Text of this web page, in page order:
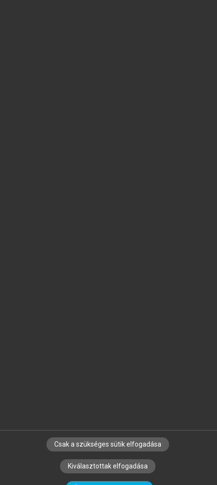
SZERZŐKNEK CÉGEKNEK KÖNYVTÁROSOKNAK
SZERKESZTÉSI ÉS LEKTORÁLÁSI ALAPELVEK
Csak a szükséges sütik elfogadása
Kiválasztottak elfogadása